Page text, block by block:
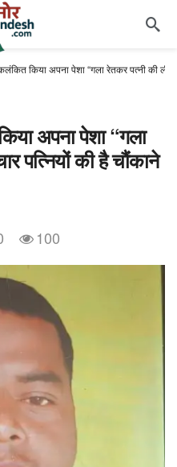
किया अपना पेशा “गला रेतकर पत्नी की ली
अपना पेशा “गला
पत्नियों की है चौंकाने
100